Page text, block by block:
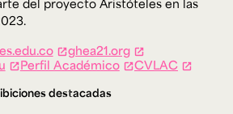
del proyecto Aristóteles en las
ghea21.org
Perfil Académico CVLAC
destacadas